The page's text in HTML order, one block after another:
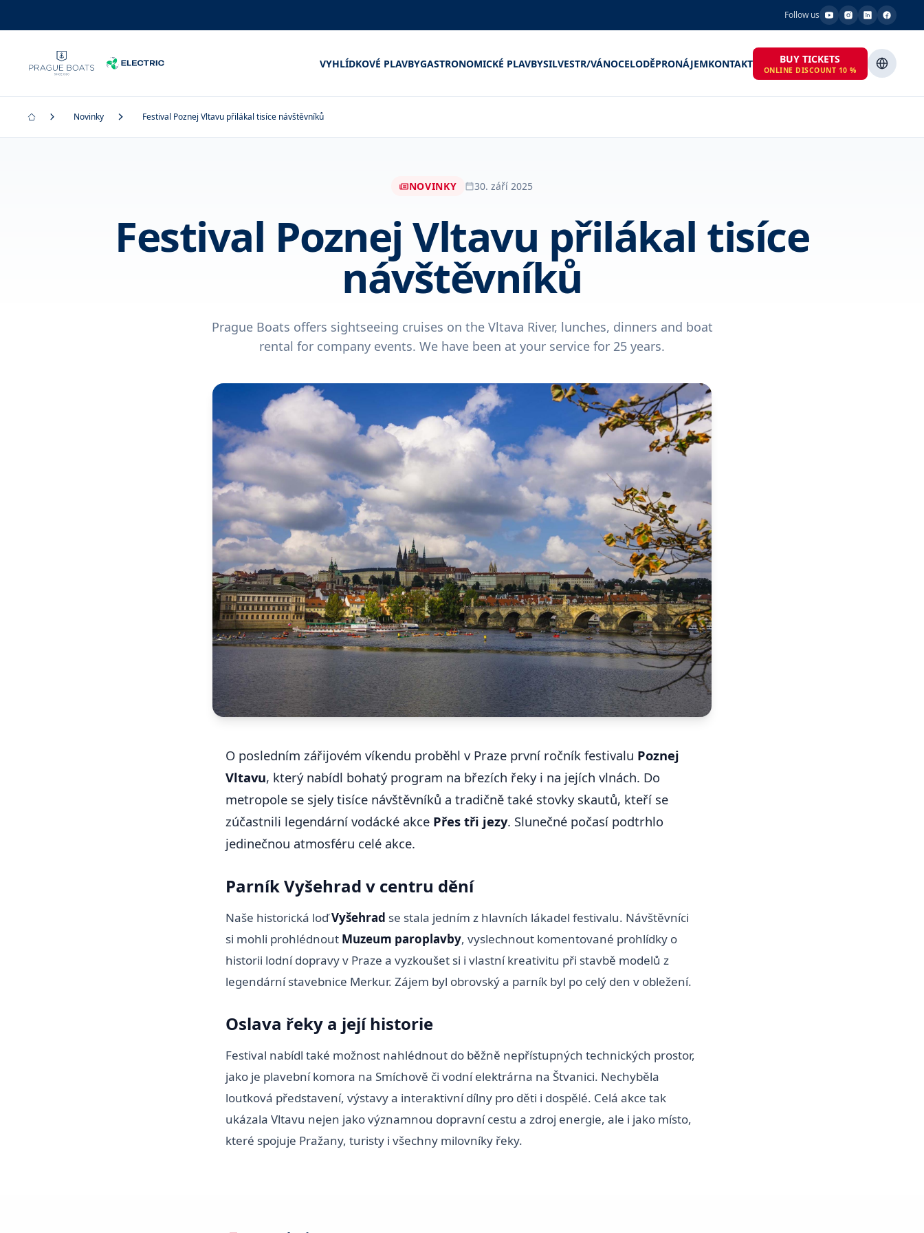
Follow us
VYHLÍDKOVÉ PLAVBYGASTRONOMICKÉ PLAVBYSILVESTR/VÁNOCELODĚPRONÁJEMKONTAKT BUY TICKETS
ONLINE DISCOUNT 10 %
Novinky Festival Poznej Vltavu přilákal tisíce návštěvníků
NOVINKY 30. září 2025
Festival Poznej Vltavu přilákal tisíce
návštěvníků
Prague Boats offers sightseeing cruises on the Vltava River, lunches, dinners and boat
rental for company events. We have been at your service for 25 years.
O posledním zářijovém víkendu proběhl v Praze první ročník festivalu Poznej
Vltavu, který nabídl bohatý program na březích řeky i na jejích vlnách. Do
metropole se sjely tisíce návštěvníků a tradičně také stovky skautů, kteří se
zúčastnili legendární vodácké akce Přes tři jezy. Slunečné počasí podtrhlo
jedinečnou atmosféru celé akce.
Parník Vyšehrad v centru dění
Naše historická loďVyšehrad se stala jedním z hlavních lákadel festivalu. Návštěvníci
si mohli prohlédnout Muzeum paroplavby, vyslechnout komentované prohlídky o
historii lodní dopravy v Praze a vyzkoušet si i vlastní kreativitu při stavbě modelů z
legendární stavebnice Merkur. Zájem byl obrovský a parník byl po celý den v obležení.
Oslava řeky a její historie
Festival nabídl také možnost nahlédnout do běžně nepřístupných technických prostor,
jako je plavební komora na Smíchově či vodní elektrárna na Štvanici. Nechyběla
loutková představení, výstavy a interaktivní dílny pro děti i dospělé. Celá akce tak
ukázala Vltavu nejen jako významnou dopravní cestu a zdroj energie, ale i jako místo,
které spojuje Pražany, turisty i všechny milovníky řeky.